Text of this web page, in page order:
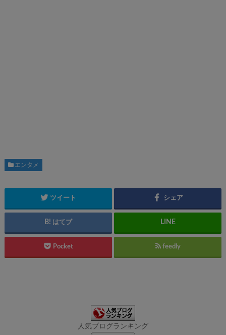
エンタメ
ツイート シェア
はてブ
Pocket feedly
人気ブログランキング